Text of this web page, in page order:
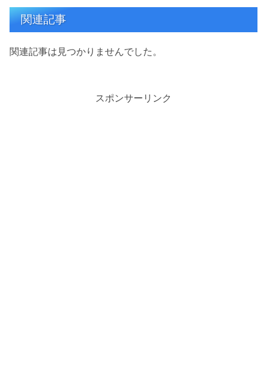
関連記事
関連記事は見つかりませんでした。
スポンサーリンク